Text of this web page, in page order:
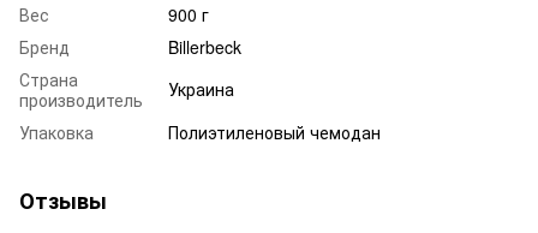
Вес
900 г
Бренд
Billerbeck
Страна
производитель
Украина
Упаковка
Полиэтиленовый чемодан
Отзывы